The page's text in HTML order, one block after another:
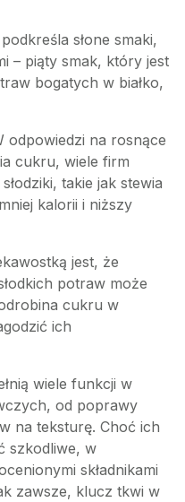
słone smaki,
– piąty smak, który jest
bogatych w białko,
odpowiedzi na rosnące
cukru, wiele firm
takie jak stewia
kalorii i niższy
jest, że
potraw może
cukru w
ich
wiele funkcji w
od poprawy
na teksturę. Choć ich
szkodliwe, w
składnikami
zawsze, klucz tkwi w